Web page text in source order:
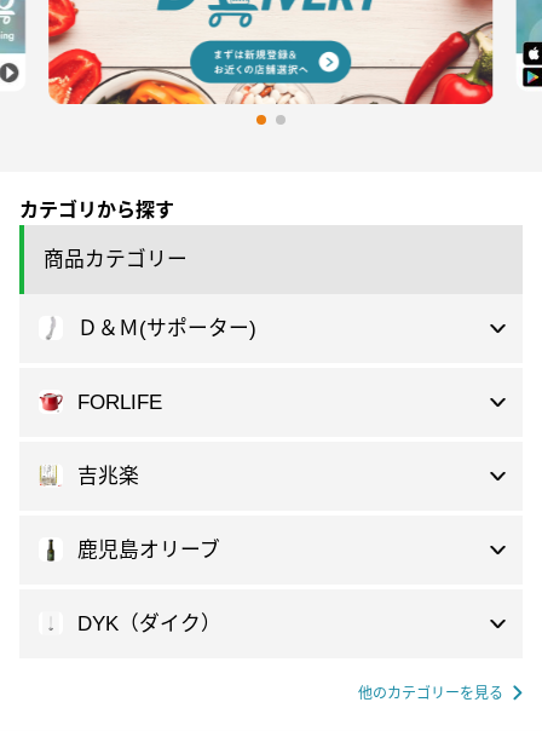
カテゴリから探す
商品カテゴリー
Ｄ＆Ｍ(サポーター)
FORLIFE
吉兆楽
鹿児島オリーブ
DYK（ダイク）
他のカテゴリーを見る